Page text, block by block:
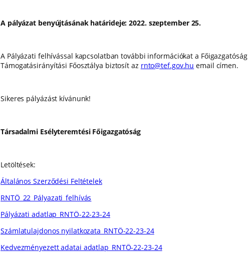
A pályázat benyújtásának határideje: 2022. szeptember 25.
A Pályázati felhívással kapcsolatban további információkat a Főigazgatóság
Támogatásirányítási Főosztálya biztosít az rnto@tef.gov.hu email címen.
Sikeres pályázást kívánunk!
Társadalmi Esélyteremtési Főigazgatóság
Letöltések:
Általános Szerződési Feltételek
RNTÖ_22_Pályazati_felhívás
Pályázati adatlap_RNTÖ-22-23-24
Számlatulajdonos nyilatkozata_RNTÖ-22-23-24
Kedvezményezett adatai adatlap_RNTÖ-22-23-24